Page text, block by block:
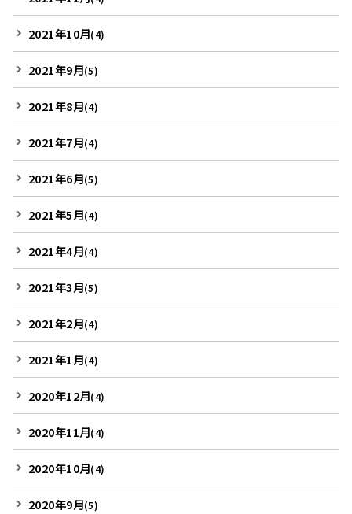
2021年10月(4)
2021年9月(5)
2021年8月(4)
2021年7月(4)
2021年6月(5)
2021年5月(4)
2021年4月(4)
2021年3月(5)
2021年2月(4)
2021年1月(4)
2020年12月(4)
2020年11月(4)
2020年10月(4)
2020年9月(5)